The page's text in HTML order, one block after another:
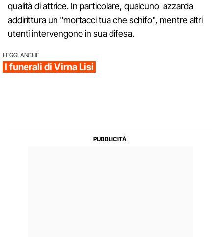
qualità di attrice. In particolare, qualcuno azzarda
addirittura un "mortacci tua che schifo", mentre altri
utenti intervengono in sua difesa.
LEGGI ANCHE
I funerali di Virna Lisi